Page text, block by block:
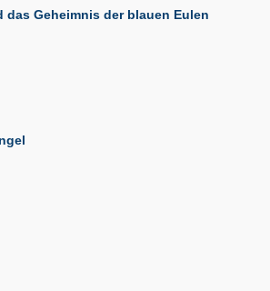
Geheimnis der blauen Eulen